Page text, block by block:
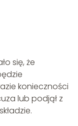
się, że
konieczności
lub podjął z